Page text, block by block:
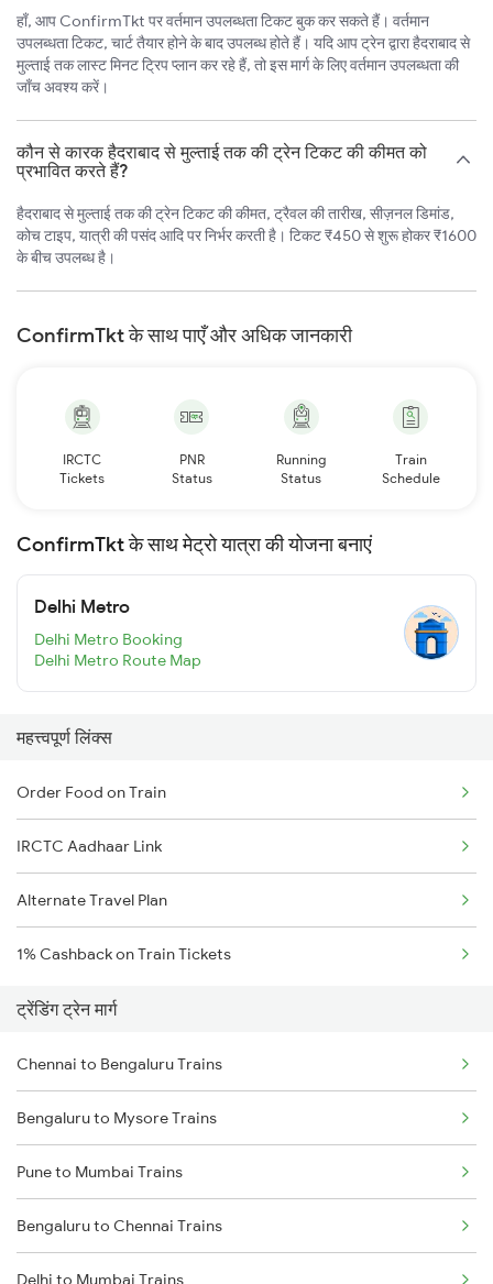
हाँ, आप ConfirmTkt पर वर्तमान उपलब्धता टिकट बुक कर सकते हैं। वर्तमान
उपलब्धता टिकट, चार्ट तैयार होने के बाद उपलब्ध होते हैं। यदि आप ट्रेन द्वारा हैदराबाद से
मुल्ताई तक लास्ट मिनट ट्रिप प्लान कर रहे हैं, तो इस मार्ग के लिए वर्तमान उपलब्धता की
जाँच अवश्य करें।
कौन से कारक हैदराबाद से मुल्ताई तक की ट्रेन टिकट की कीमत को
प्रभावित करते हैं?
हैदराबाद से मुल्ताई तक की ट्रेन टिकट की कीमत, ट्रैवल की तारीख, सीज़नल डिमांड,
कोच टाइप, यात्री की पसंद आदि पर निर्भर करती है। टिकट ₹450 से शुरू होकर ₹1600
के बीच उपलब्ध है।
ConfirmTkt के साथ पाएँ और अधिक जानकारी
IRCTC
Tickets
PNR
Status
Running
Status
Train
Schedule
ConfirmTkt के साथ मेट्रो यात्रा की योजना बनाएं
Delhi Metro
Delhi Metro Booking
Delhi Metro Route Map
महत्त्वपूर्ण लिंक्स
Order Food on Train
IRCTC Aadhaar Link
Alternate Travel Plan
1% Cashback on Train Tickets
ट्रेंडिंग ट्रेन मार्ग
Chennai to Bengaluru Trains
Bengaluru to Mysore Trains
Pune to Mumbai Trains
Bengaluru to Chennai Trains
Delhi to Mumbai Trains